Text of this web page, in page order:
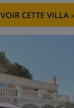
VOIR CETTE VILLA›